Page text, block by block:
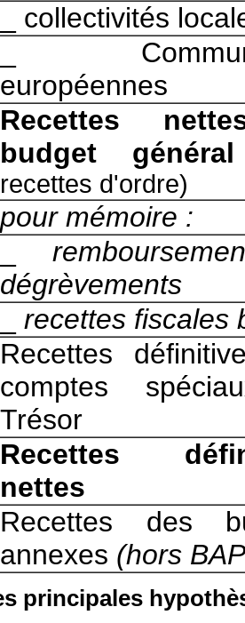
collectivités
européennes
Recettes
budget général
recettes d'ordre)
pour mémoire :
dégrèvements
recettes fiscales
Recettes
comptes
Trésor
Recettes
nettes
Recettes des
annexes (hors
principales